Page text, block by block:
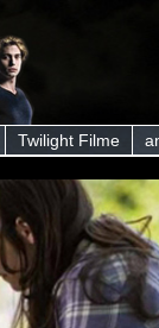
Twilight Filme